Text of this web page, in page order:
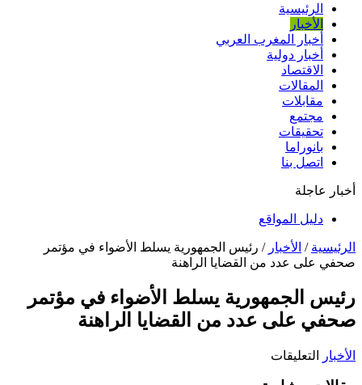
الرئيسية
الأخبار
أخبار المغرب العربي
أخبار دولية
الاقتصاد
المقالات
مقابلات
مجتمع
تحقيقات
بانوراما
اتصل بنا
أخبار عاجلة
دليل المواقع
الرئيسية / الأخبار / رئيس الجمهورية يسلط الأضواء في مؤتمر
صحفي على عدد من القضايا الراهنة
رئيس الجمهورية يسلط الأضواء في مؤتمر
صحفي على عدد من القضايا الراهنة
الأخبار التعليقات